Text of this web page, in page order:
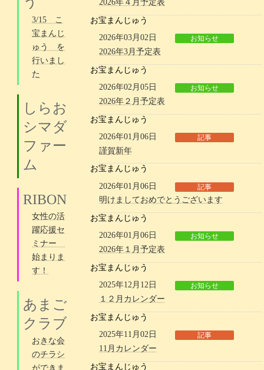
3/15 こ
宝まんじ
ゅう を
行いまし
た
しらお
シマダ
ファー
ム
RIBON
女性の活
躍応援セ
ミナー
始まりま
す！
あまご
クラブ
おきな会
のチラシ
ができま
2026年４月予定表
お宝まんじゅう
2026年03月02日
お知らせ
2026年3月予定表
お宝まんじゅう
2026年02月05日
お知らせ
2026年２月予定表
お宝まんじゅう
2026年01月06日
記事
謹賀新年
お宝まんじゅう
2026年01月06日
記事
明けましておめでとうございます
お宝まんじゅう
2026年01月06日
お知らせ
2026年１月予定表
お宝まんじゅう
2025年12月12日
お知らせ
１２月カレンダー
お宝まんじゅう
2025年11月02日
記事
11月カレンダー
お宝まんじゅう